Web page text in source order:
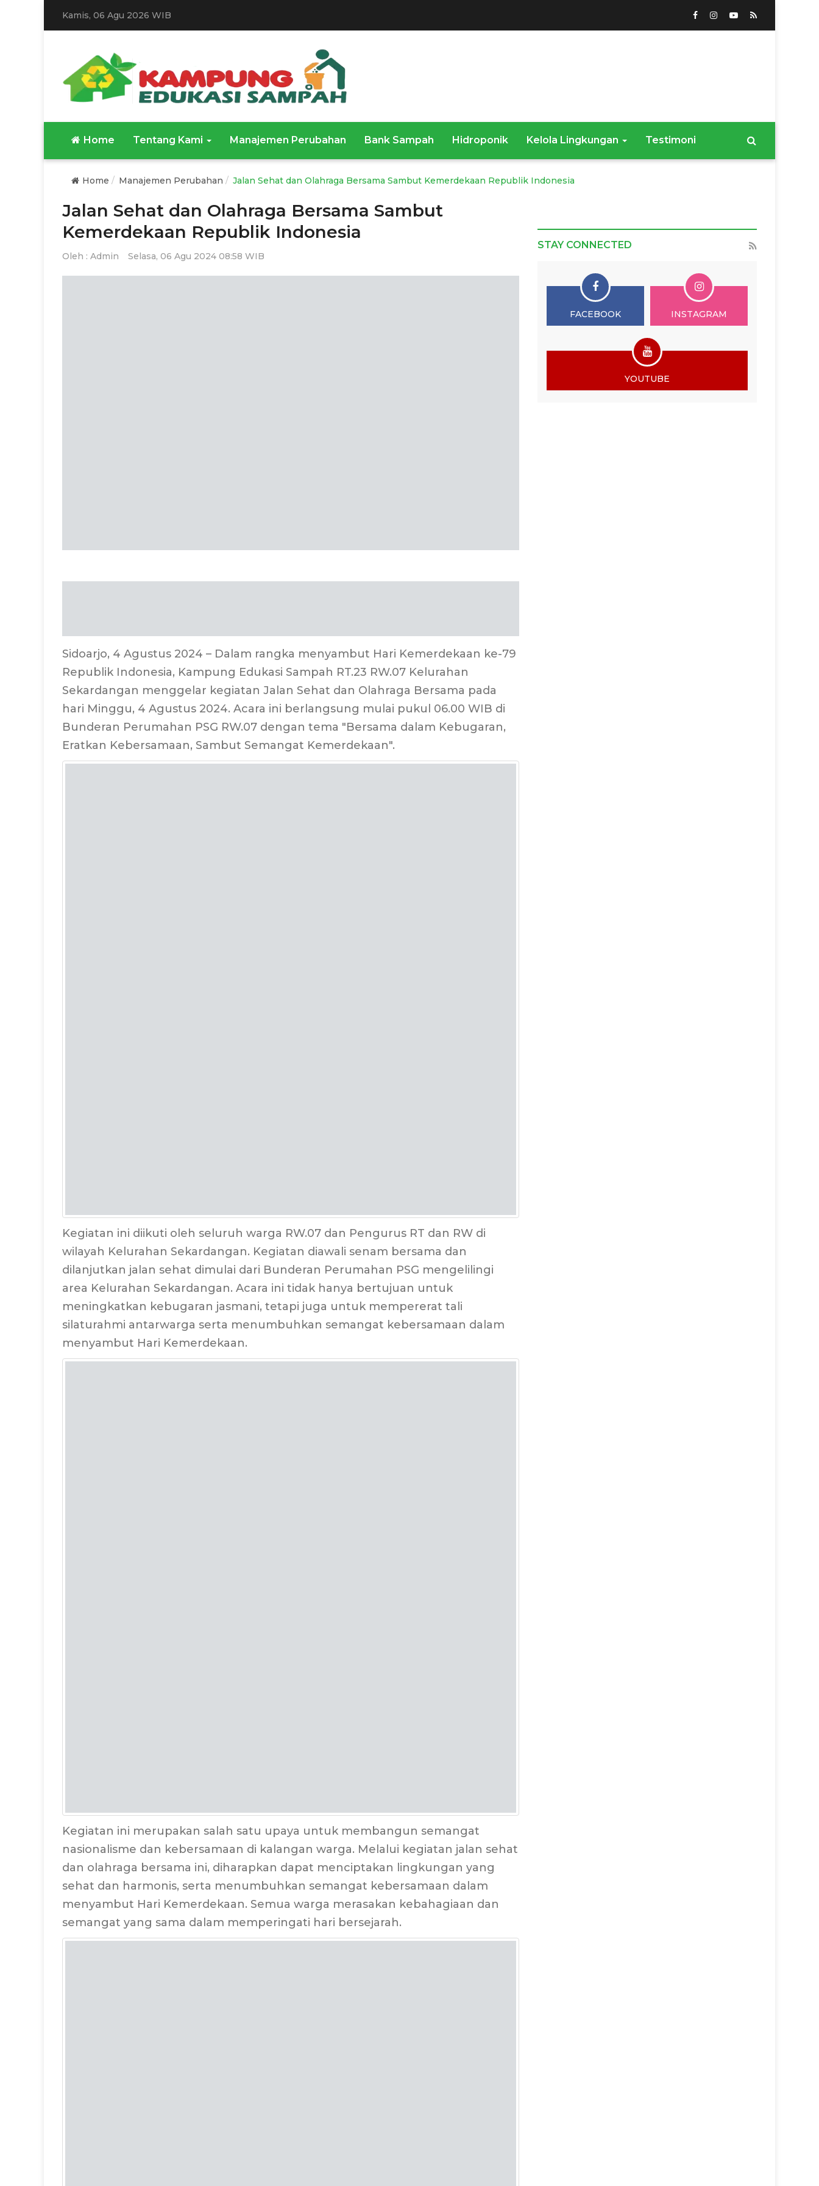
Kamis, 06 Agu 2026 WIB
Home Tentang Kami Manajemen Perubahan Bank Sampah Hidroponik Kelola Lingkungan Testimoni
Home Manajemen Perubahan Jalan Sehat dan Olahraga Bersama Sambut Kemerdekaan Republik Indonesia
Jalan Sehat dan Olahraga Bersama Sambut
Kemerdekaan Republik Indonesia
Oleh : Admin Selasa, 06 Agu 2024 08:58 WIB
Sidoarjo, 4 Agustus 2024 – Dalam rangka menyambut Hari Kemerdekaan ke-79
Republik Indonesia, Kampung Edukasi Sampah RT.23 RW.07 Kelurahan
Sekardangan menggelar kegiatan Jalan Sehat dan Olahraga Bersama pada
hari Minggu, 4 Agustus 2024. Acara ini berlangsung mulai pukul 06.00 WIB di
Bunderan Perumahan PSG RW.07 dengan tema "Bersama dalam Kebugaran,
Eratkan Kebersamaan, Sambut Semangat Kemerdekaan".
Kegiatan ini diikuti oleh seluruh warga RW.07 dan Pengurus RT dan RW di
wilayah Kelurahan Sekardangan. Kegiatan diawali senam bersama dan
dilanjutkan jalan sehat dimulai dari Bunderan Perumahan PSG mengelilingi
area Kelurahan Sekardangan. Acara ini tidak hanya bertujuan untuk
meningkatkan kebugaran jasmani, tetapi juga untuk mempererat tali
silaturahmi antarwarga serta menumbuhkan semangat kebersamaan dalam
menyambut Hari Kemerdekaan.
Kegiatan ini merupakan salah satu upaya untuk membangun semangat
nasionalisme dan kebersamaan di kalangan warga. Melalui kegiatan jalan sehat
dan olahraga bersama ini, diharapkan dapat menciptakan lingkungan yang
sehat dan harmonis, serta menumbuhkan semangat kebersamaan dalam
menyambut Hari Kemerdekaan. Semua warga merasakan kebahagiaan dan
semangat yang sama dalam memperingati hari bersejarah.
STAY CONNECTED
FACEBOOK INSTAGRAM
YOUTUBE